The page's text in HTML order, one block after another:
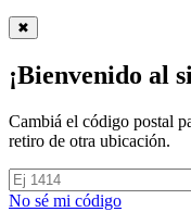
✖
¡Bienvenido al
Cambiá el código postal
retiro de otra ubicación.
No sé mi código